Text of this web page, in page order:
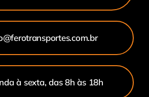
à sexta, das 8h às 18h